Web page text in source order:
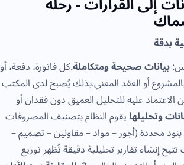
بيانات صحيحة ومتكاملة.كل فاتورة، دفعة، أو
أو العقد المعني.بذلك يُصبح لدى المكتب
عليه للتحليل العميق دون فقدان أو
يقوم النظام بتصنيف المصروفات
بنود محددة (أجور – مواد – مقاولين – تصميم –
إنشاء تقارير تحليلية دقيقة تُظهر توزيع